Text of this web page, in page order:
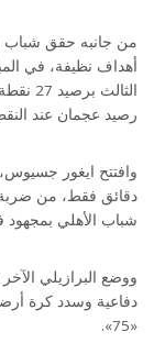
من جانبه حقق شباب
أهداف نظيفة، في
رصيد عجمان عند النقطة 11 في المركز
وافتتح ايغور
دقائق فقط، من ضربة
شباب الأهلي بمجهود
ووضع البرازيلي
دفاعية وسدد كرة
«75».